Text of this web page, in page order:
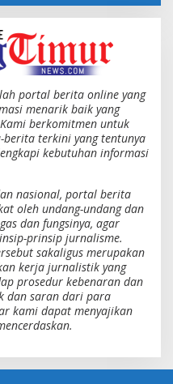
portal berita online yang
menarik baik yang
berkomitmen untuk
terkini yang tentunya
kebutuhan informasi
nasional, portal berita
oleh undang-undang dan
dan fungsinya, agar
prinsip jurnalisme.
sakaligus merupakan
kerja jurnalistik yang
prosedur kebenaran dan
dan saran dari para
kami dapat menyajikan